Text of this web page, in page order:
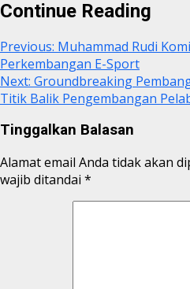
Continue Reading
Previous: Muhammad Rudi
Perkembangan E-Sport
Next: Groundbreaking
Titik Balik Pengembangan
Tinggalkan Balasan
Alamat email Anda tidak akan
wajib ditandai *